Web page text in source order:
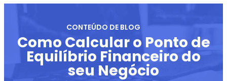
CONTEÚDO DE BLOG
Como Calcular o Ponto de
Equilíbrio Financeiro do
seu Negócio